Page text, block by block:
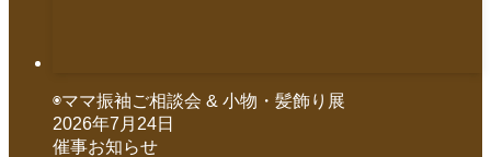
◉ママ振袖ご相談会 & 小物・髪飾り展
2026年7月24日
催事お知らせ